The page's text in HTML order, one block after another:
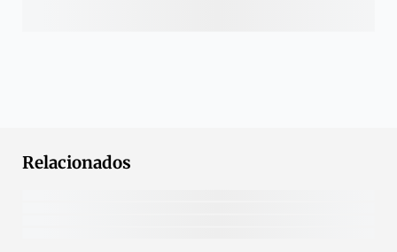
Relacionados